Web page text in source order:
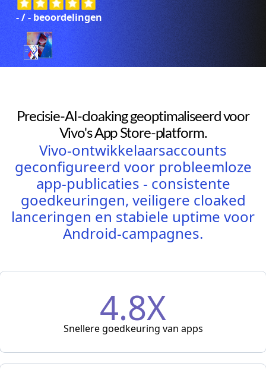
-/-beoordelingen
Precisie-AI-cloaking geoptimaliseerd voor
Vivo's App Store-platform.
Vivo-ontwikkelaarsaccounts
geconfigureerd voor probleemloze
app-publicaties - consistente
goedkeuringen, veiligere cloaked
lanceringen en stabiele uptime voor
Android-campagnes.
4.8X
Snellere goedkeuring van apps